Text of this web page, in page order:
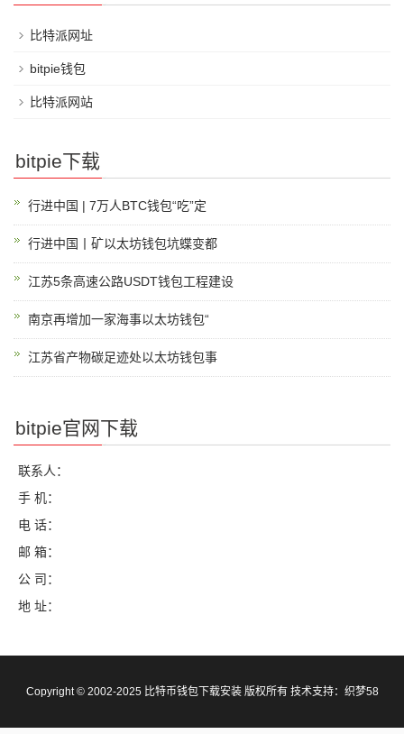
比特派网址
bitpie钱包
比特派网站
bitpie下载
行进中国 | 7万人BTC钱包“吃”定
行进中国丨矿以太坊钱包坑蝶变都
江苏5条高速公路USDT钱包工程建设
南京再增加一家海事以太坊钱包“
江苏省产物碳足迹处以太坊钱包事
bitpie官网下载
联系人：
手 机：
电 话：
邮 箱：
公 司：
地 址：
Copyright © 2002-2025 比特币钱包下载安装 版权所有 技术支持： 织梦58